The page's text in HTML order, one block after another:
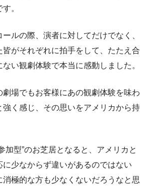
。
ルの際、演者に対してだけでなく、
皆がそれぞれに拍手をして、たたえ合
い観劇体験で本当に感動しました。
劇場でもお客様にあの観劇体験を味わ
強く感じ、その思いをアメリカから持
加型”のお芝居となると、アメリカと
に少なからず違いがあるのではない
極的な方も少なくないだろうなと思